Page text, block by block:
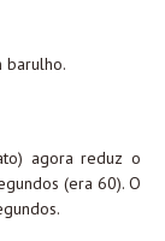
barulho.
agora reduz o
(era 60). O